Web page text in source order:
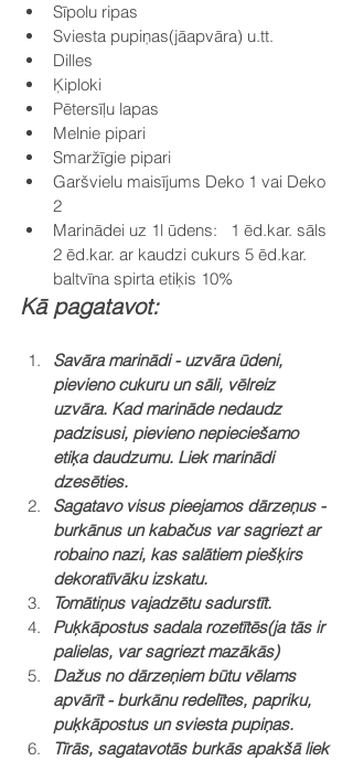
Sīpolu ripas
Sviesta pupiņas(jāapvāra) u.tt.
Dilles
Ķiploki
Pētersīļu lapas
Melnie pipari
Smaržīgie pipari
Garšvielu maisījums Deko 1 vai Deko
2
Marinādei uz 1l ūdens:   1 ēd.kar. sāls
2 ēd.kar. ar kaudzi cukurs 5 ēd.kar.
baltvīna spirta etiķis 10%
Kā pagatavot:
Savāra marinādi - uzvāra ūdeni,
pievieno cukuru un sāli, vēlreiz
uzvāra. Kad marināde nedaudz
padzisusi, pievieno nepieciešamo
etiķa daudzumu. Liek marinādi
dzesēties.
Sagatavo visus pieejamos dārzeņus -
burkānus un kabačus var sagriezt ar
robaino nazi, kas salātiem piešķirs
dekoratīvāku izskatu.
Tomātiņus vajadzētu sadurstīt.
Puķkāpostus sadala rozetītēs(ja tās ir
palielas, var sagriezt mazākās)
Dažus no dārzeņiem būtu vēlams
apvārīt - burkānu redelītes, papriku,
puķkāpostus un sviesta pupiņas.
Tīrās, sagatavotās burkās apakšā liek